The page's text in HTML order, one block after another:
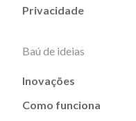
Privacidade
Baú de ideias
Inovações
Como funciona